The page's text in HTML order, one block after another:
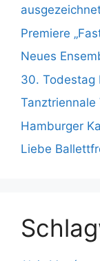
Premiere
Neues
30. Todestag
Tanztriennale
Hamburger
Liebe